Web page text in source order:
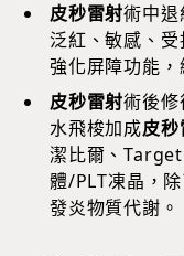
皮秒雷射術中
泛紅、敏感、
強化屏障功能，
皮秒雷射術後
水飛梭加成皮秒
潔比爾、
體/PLT凍晶，
發炎物質代謝。